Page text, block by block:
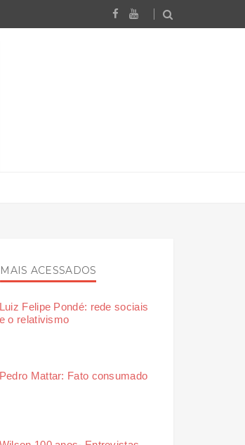
MAIS ACESSADOS
Luiz Felipe Pondé: rede sociais
e o relativismo
Pedro Mattar: Fato consumado